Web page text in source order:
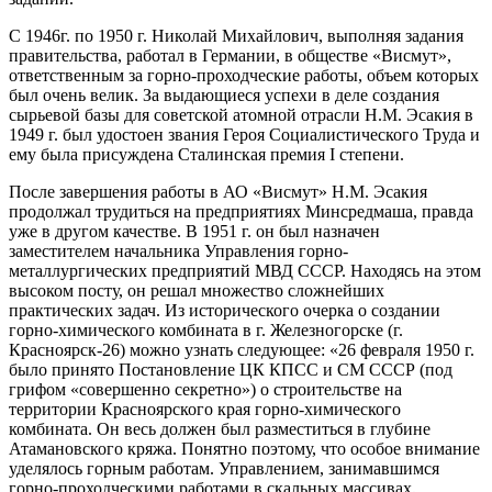
С 1946г. по 1950 г. Николай Михайлович, выполняя задания
правительства, работал в Германии, в обществе «Висмут»,
ответственным за горно-проходческие работы, объем которых
был очень велик. За выдающиеся успехи в деле создания
сырьевой базы для советской атомной отрасли Н.М. Эсакия в
1949 г. был удостоен звания Героя Социалистического Труда и
ему была присуждена Сталинская премия I степени.
После завершения работы в АО «Висмут» Н.М. Эсакия
продолжал трудиться на предприятиях Минсредмаша, правда
уже в другом качестве. В 1951 г. он был назначен
заместителем начальника Управления горно-
металлургических предприятий МВД СССР. Находясь на этом
высоком посту, он решал множество сложнейших
практических задач. Из исторического очерка о создании
горно-химического комбината в г. Железногорске (г.
Красноярск-26) можно узнать следующее: «26 февраля 1950 г.
было принято Постановление ЦК КПСС и СМ СССР (под
грифом «совершенно секретно») о строительстве на
территории Красноярского края горно-химического
комбината. Он весь должен был разместиться в глубине
Атамановского кряжа. Понятно поэтому, что особое внимание
уделялось горным работам. Управлением, занимавшимся